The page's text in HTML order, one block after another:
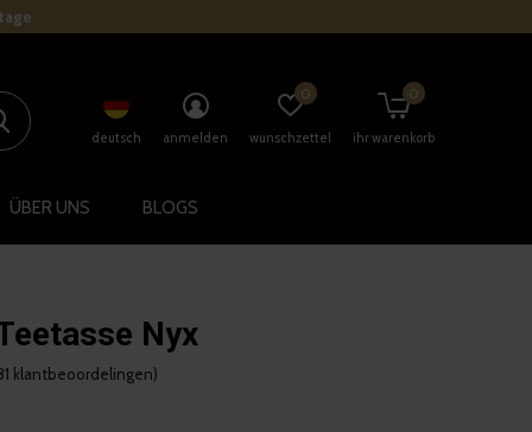
ÜBER UNS BLOGS
deutsch anmelden wunschzettel
0
ihr warenkorb
0
Nyx
klantbeoordelingen)